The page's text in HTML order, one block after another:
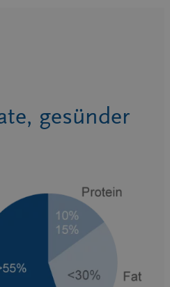
gesünder